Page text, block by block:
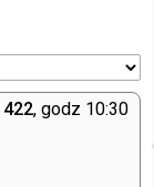
422, godz 10:30